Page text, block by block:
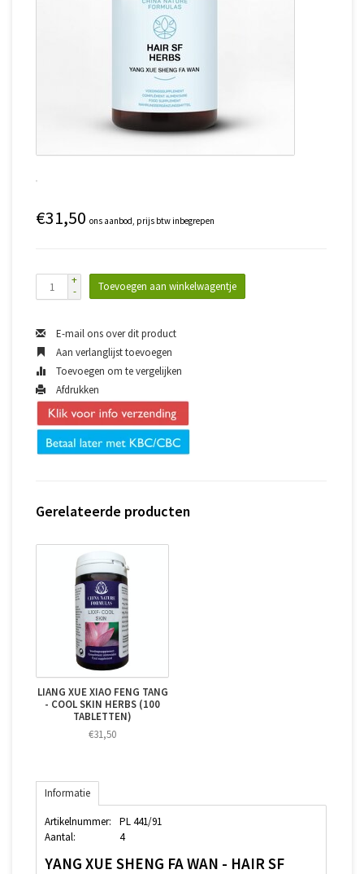
€31,50 ons aanbod, prijs btw inbegrepen
+
-
Toevoegen aan winkelwagentje
E-mail ons over dit product
Aan verlanglijst toevoegen
Toevoegen om te vergelijken
Afdrukken
Gerelateerde producten
LIANG XUE XIAO FENG TANG
- COOL SKIN HERBS (100
TABLETTEN)
€31,50
Informatie
Artikelnummer:
PL 441/91
Aantal:
4
YANG XUE SHENG FA WAN - HAIR SF